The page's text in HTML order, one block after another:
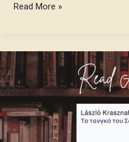
Read More »
Σκέψεις
CultArt:
Το
Τανγκό
του
Σατανά